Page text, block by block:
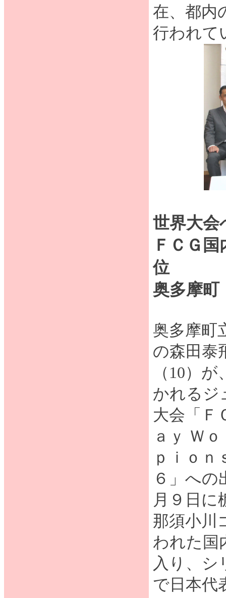
在、都内
行われて
世界大会
ＦＣＧ
位
奥多摩
奥多摩町
の森田泰
（10）
かれるジ
大会「Ｆ
ａｙ Ｗ
ｐｉｏｎ
６」への
月９日に
那須小川
われた国
入り、シ
で日本代